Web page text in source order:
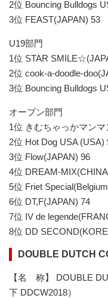
2位 Bouncing Bulldogs
3位 FEAST(JAPAN) 53
U19部門
1位 STAR
2位 cook-a-doodle-
3位 Bouncing Bulldogs
オープン部門
1位 きむちゃっかマン
2位 Hot Dog USA (USA)
3位 Flow(JAPAN) 96
4位 DREAM-
5位 Friet
6位 DT,F(JAPAN) 74
7位 IV de
8位 DD
DOUBLE DUTCH
【名 称】 DOUBLE
下 DDCW2018）